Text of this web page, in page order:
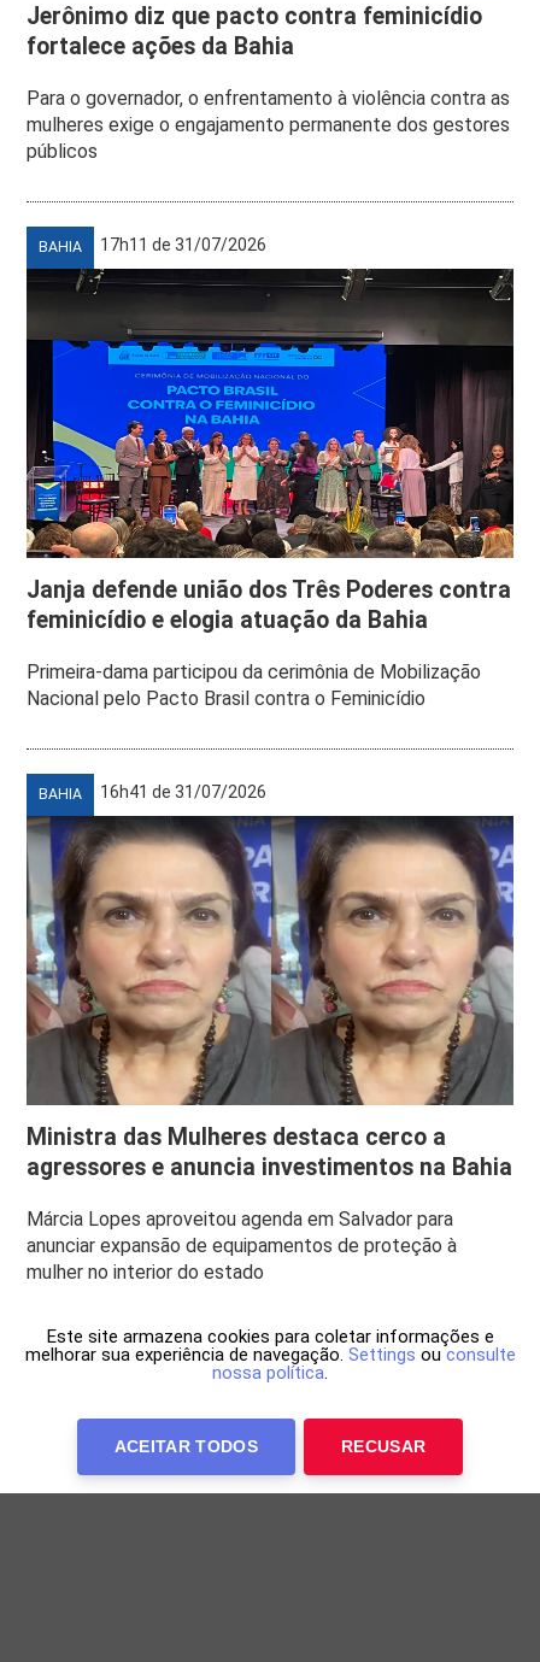
Jerônimo diz que pacto contra feminicídio
fortalece ações da Bahia
Para o governador, o enfrentamento à violência contra as
mulheres exige o engajamento permanente dos gestores
públicos
BAHIA 17h11 de 31/07/2026
Janja defende união dos Três Poderes contra
feminicídio e elogia atuação da Bahia
Primeira-dama participou da cerimônia de Mobilização
Nacional pelo Pacto Brasil contra o Feminicídio
BAHIA 16h41 de 31/07/2026
Ministra das Mulheres destaca cerco a
agressores e anuncia investimentos na Bahia
Márcia Lopes aproveitou agenda em Salvador para
anunciar expansão de equipamentos de proteção à
mulher no interior do estado
Este site armazena cookies para coletar informações e
melhorar sua experiência de navegação. Settings ou consulte
nossa política.
ACEITAR TODOS RECUSAR